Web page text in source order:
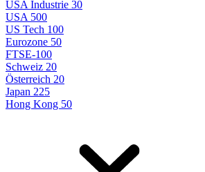
USA Industrie 30
USA 500
US Tech 100
Eurozone 50
FTSE-100
Schweiz 20
Österreich 20
Japan 225
Hong Kong 50